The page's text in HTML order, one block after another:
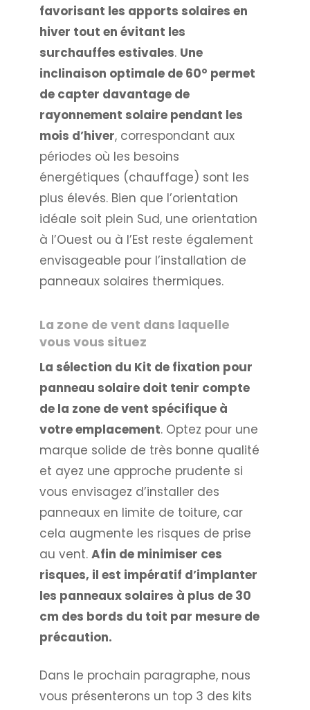
favorisant les apports solaires en
hiver tout en évitant les
surchauffes estivales. Une
inclinaison optimale de 60° permet
de capter davantage de
rayonnement solaire pendant les
mois d’hiver, correspondant aux
périodes où les besoins
énergétiques (chauffage) sont les
plus élevés. Bien que l’orientation
idéale soit plein Sud, une orientation
à l’Ouest ou à l’Est reste également
envisageable pour l’installation de
panneaux solaires thermiques.
La zone de vent dans laquelle
vous vous situez
La sélection du Kit de fixation pour
panneau solaire doit tenir compte
de la zone de vent spécifique à
votre emplacement. Optez pour une
marque solide de très bonne qualité
et ayez une approche prudente si
vous envisagez d’installer des
panneaux en limite de toiture, car
cela augmente les risques de prise
au vent. Afin de minimiser ces
risques, il est impératif d’implanter
les panneaux solaires à plus de 30
cm des bords du toit par mesure de
précaution.
Dans le prochain paragraphe, nous
vous présenterons un top 3 des kits